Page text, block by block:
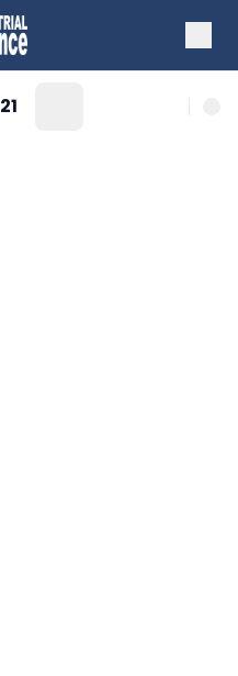
21